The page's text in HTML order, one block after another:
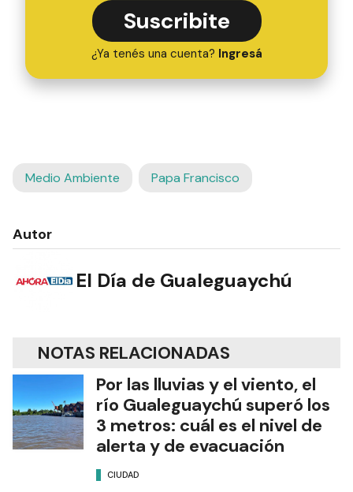
Suscribite
¿Ya tenés una cuenta? Ingresá
Medio Ambiente Papa Francisco
Autor
El Día de Gualeguaychú
NOTAS RELACIONADAS
Por las lluvias y el viento, el
río Gualeguaychú superó los
3 metros: cuál es el nivel de
alerta y de evacuación
CIUDAD